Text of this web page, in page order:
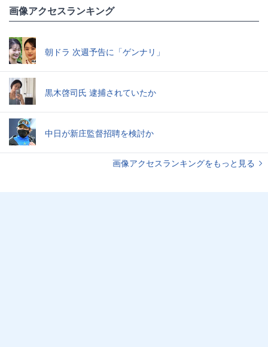
画像アクセスランキング
朝ドラ 次週予告に「ゲンナリ」
黒木啓司氏 逮捕されていたか
中日が新庄監督招聘を検討か
画像アクセスランキングをもっと見る